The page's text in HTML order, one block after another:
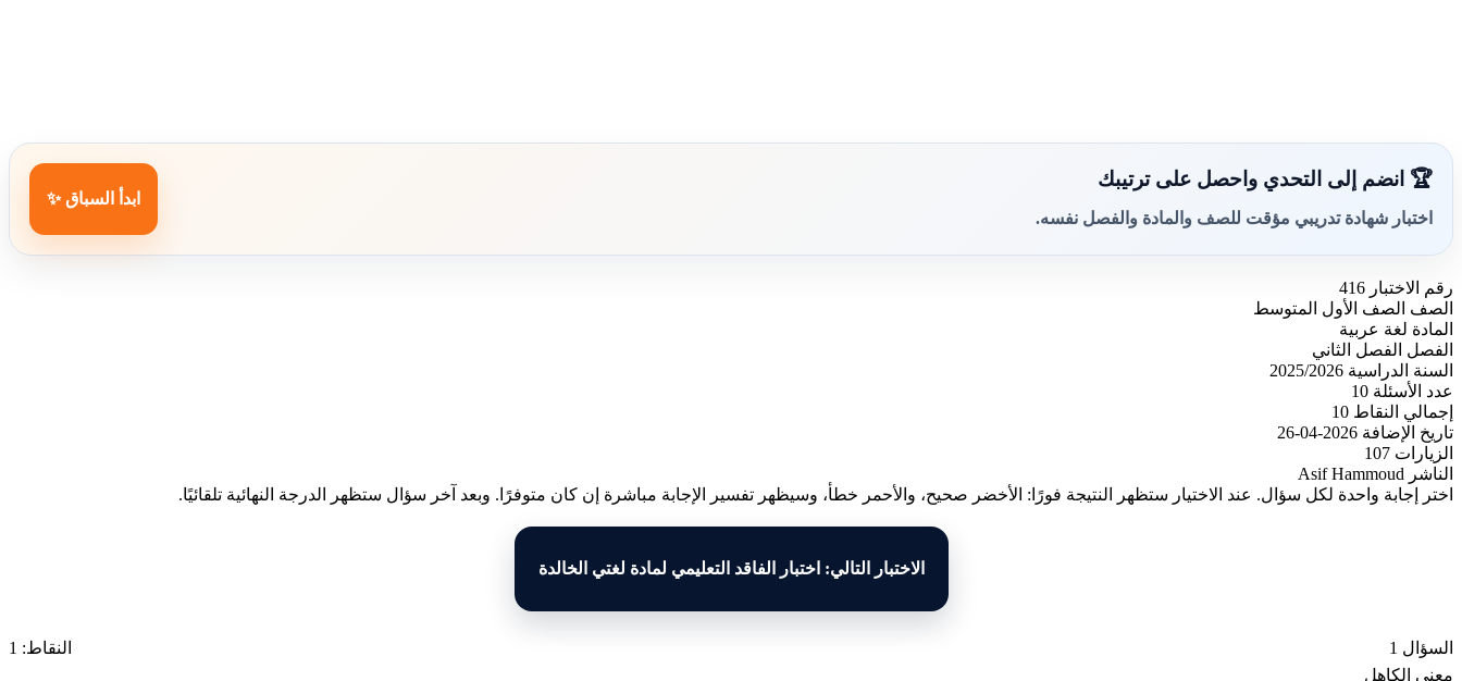
🏆 انضم إلى التحدي واحصل على ترتيبك
اختبار شهادة تدريبي مؤقت للصف والمادة والفصل نفسه.
ابدأ السباق ✨
رقم الاختبار 416
الصف الصف الأول المتوسط
المادة لغة عربية
الفصل الفصل الثاني
السنة الدراسية 2025/2026
عدد الأسئلة 10
إجمالي النقاط 10
تاريخ الإضافة 2026-04-26
الزيارات 107
الناشر Asif Hammoud
اختر إجابة واحدة لكل سؤال. عند الاختيار ستظهر النتيجة فورًا: الأخضر صحيح، والأحمر خطأ، وسيظهر تفسير الإجابة مباشرة إن كان متوفرًا. وبعد آخر سؤال ستظهر الدرجة النهائية تلقائيًا.
الاختبار التالي: اختبار الفاقد التعليمي لمادة لغتي الخالدة
السؤال 1
النقاط: 1
معنى الكاهل